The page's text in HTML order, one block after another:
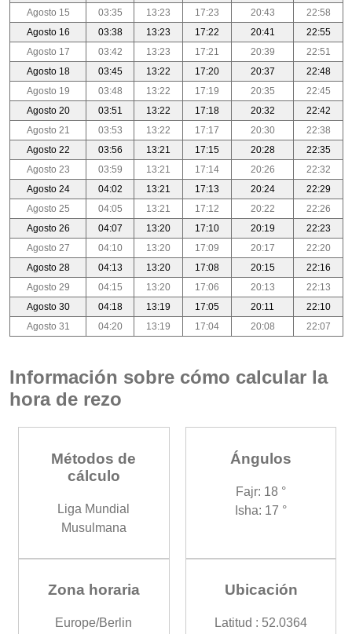
Agosto 15
03:35 13:23 17:23 20:43
22:58
Agosto 16
03:38 13:23 17:22 20:41
22:55
Agosto 17
03:42 13:23 17:21 20:39
22:51
Agosto 18
03:45 13:22 17:20 20:37
22:48
Agosto 19
03:48 13:22 17:19 20:35
22:45
Agosto 20
03:51 13:22 17:18 20:32
22:42
Agosto 21
03:53 13:22 17:17 20:30
22:38
Agosto 22
03:56 13:21 17:15 20:28
22:35
Agosto 23
03:59 13:21 17:14 20:26
22:32
Agosto 24
04:02 13:21 17:13 20:24
22:29
Agosto 25
04:05 13:21 17:12 20:22
22:26
Agosto 26
04:07 13:20 17:10 20:19
22:23
Agosto 27
04:10 13:20 17:09 20:17
22:20
Agosto 28
04:13 13:20 17:08 20:15
22:16
Agosto 29
04:15 13:20 17:06 20:13
22:13
Agosto 30
04:18 13:19 17:05 20:11
22:10
Agosto 31
04:20 13:19 17:04 20:08 22:07
Información sobre cómo calcular la
hora de rezo
Métodos de
cálculo
Liga Mundial
Musulmana
Ángulos
Fajr: 18 °
Isha: 17 °
Zona horaria
Europe/Berlin
Ubicación
Latitud : 52.0364